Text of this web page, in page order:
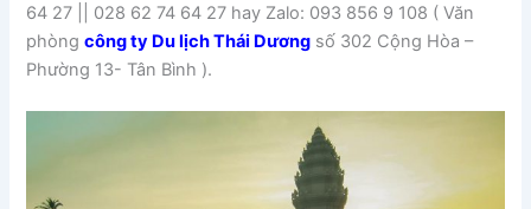
64 27 || 028 62 74 64 27 hay Zalo: 093 856 9 108 ( Văn
phòngcông ty Du lịch Thái Dương số 302 Cộng Hòa –
Phường 13- Tân Bình ).